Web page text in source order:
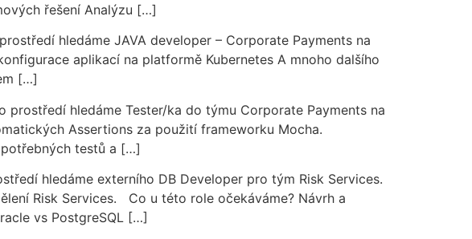
řešení Analýzu […]
hledáme JAVA developer – Corporate Payments na
aplikací na platformě Kubernetes A mnoho dalšího
[…]
hledáme Tester/ka do týmu Corporate Payments na
Assertions za použití frameworku Mocha.
potřebných testů a […]
hledáme externího DB Developer pro tým Risk Services.
Risk Services. Co u této role očekáváme? Návrh a
vs PostgreSQL […]